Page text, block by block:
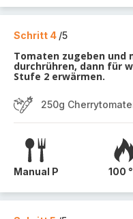
Schritt 4 /5
Tomaten zugeben und
durchrühren, dann für
Stufe 2 erwärmen.
250g
Manual P 100